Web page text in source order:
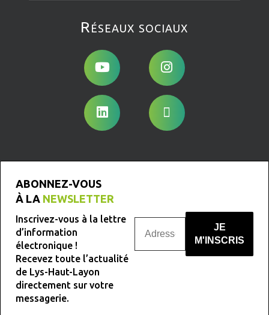
Réseaux sociaux
ABONNEZ-VOUS
À LA NEWSLETTER
Inscrivez-vous à la lettre
d’information
électronique !
Recevez toute l’actualité
de Lys-Haut-Layon
directement sur votre
messagerie.